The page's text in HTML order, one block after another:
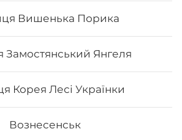
Вишенька Порика
Замостянський Янгеля
Корея Лесі Українки
Вознесенськ